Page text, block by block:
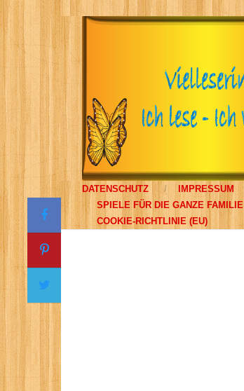
DATENSCHUTZ IMPRESSUM
SPIELE FÜR DIE GANZE FAMILIE
COOKIE-RICHTLINIE (EU)